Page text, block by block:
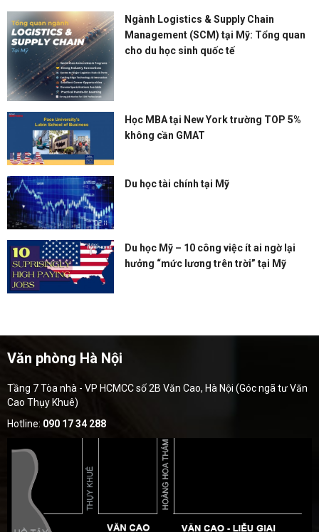
Ngành Logistics & Supply Chain
Management (SCM) tại Mỹ: Tổng quan
cho du học sinh quốc tế
Học MBA tại New York trường TOP 5%
không cần GMAT
Du học tài chính tại Mỹ
Du học Mỹ – 10 công việc ít ai ngờ lại
hưởng “mức lương trên trời” tại Mỹ
Văn phòng Hà Nội
Tầng 7 Tòa nhà - VP HCMCC số 2B Văn Cao, Hà Nội (Góc ngã tư Văn
Cao Thụy Khuê)
Hotline: 090 17 34 288